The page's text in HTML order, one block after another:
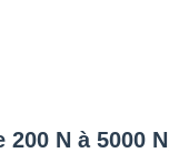
N à 5000